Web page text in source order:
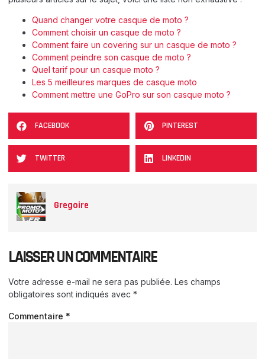
Quand changer votre casque de moto ?
Comment choisir un casque de moto ?
Comment faire un covering sur un casque de moto ?
Comment peindre son casque de moto ?
Quel tarif pour un casque moto ?
Les 5 meilleures marques de casque moto
Comment mettre une GoPro sur son casque moto ?
FACEBOOK PINTEREST
TWITTER LINKEDIN
Gregoire
LAISSER UN COMMENTAIRE
Votre adresse e-mail ne sera pas publiée. Les champs
obligatoires sont indiqués avec *
Commentaire *